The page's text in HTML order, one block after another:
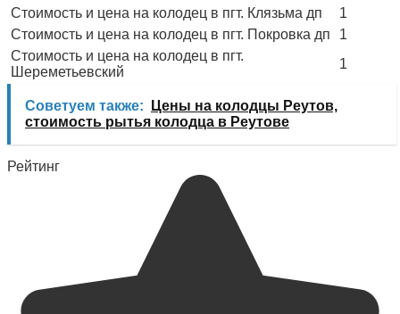
Стоимость и цена на колодец в пгт. Клязьма дп
1
Стоимость и цена на колодец в пгт. Покровка дп
1
Стоимость и цена на колодец в пгт.
Шереметьевский
1
Советуем также:
Цены на колодцы Реутов,
стоимость рытья колодца в Реутове
Рейтинг